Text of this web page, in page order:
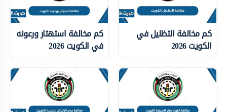
كم مخالفة التظليل في
الكويت 2026
كم مخالفة استهتار ورعونه
في الكويت 2026